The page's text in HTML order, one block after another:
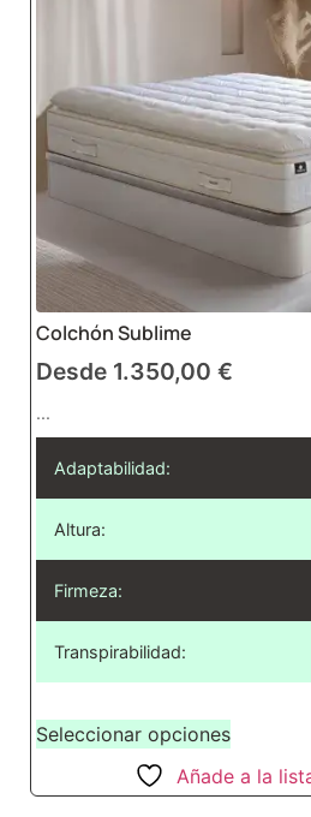
Colchón Sublime
Desde 1.350,00 €
...
Adaptabilidad:
Altura:
Firmeza:
Transpirabilidad:
Seleccionar opciones
Añade a la